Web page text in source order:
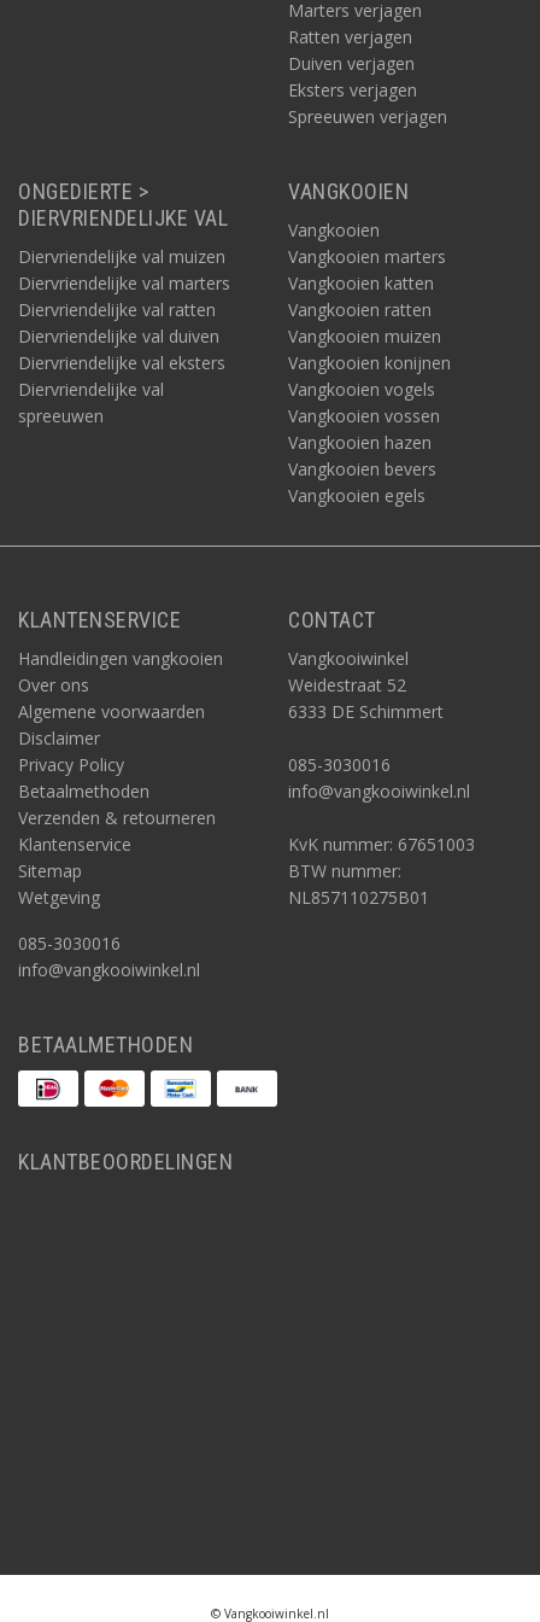
Muizenval op batterijen
Wat betreft de stroomvoorziening: bij veel van de vallen is er
een batterij-indicator aanwezig. Er zijn ook elektrische vallen
waarbij direct te zien is of een muis of rat gevangen is: in dat
geval gaat er een
ledlampje
knipperen. Op de benodigde
batterijen kan tot tientallen keren achtereen een muis elektrisch
worden gevangen. Tip: geef de elektrische muizenval wel even
de tijd (maximaal een paar dagen), omdat ook een muis soms
voorzichtig is met iets nieuws in zijn blikveld.
val na een 'voltreffer' kan de val opnieuw dienst doen om een
andere muis definitief te verjagen door ook deze een elektrische
schok toe te dienen. Een muizenval op batterijen kopen? Een val
die een muis snel elektrocuteert, zodat u de muizen, zonder dat
deze onnodig pijn hoeven te lijden, kunt bestrijden met één
definitieve stroomstoot? Zie deze keuze aan elektrische
muizenvallen.
Marters verjagen
Ratten verjagen
Duiven verjagen
Eksters verjagen
Spreeuwen verjagen
ONGEDIERTE >
DIERVRIENDELIJKE VAL
Diervriendelijke val muizen
Diervriendelijke val marters
Diervriendelijke val ratten
Diervriendelijke val duiven
Diervriendelijke val eksters
Diervriendelijke val
spreeuwen
VANGKOOIEN
Vangkooien
Vangkooien marters
Vangkooien katten
Vangkooien ratten
Vangkooien muizen
Vangkooien konijnen
Vangkooien vogels
Vangkooien vossen
Vangkooien hazen
Vangkooien bevers
Vangkooien egels
KLANTENSERVICE
Handleidingen vangkooien
Over ons
Algemene voorwaarden
Disclaimer
Privacy Policy
Betaalmethoden
Verzenden & retourneren
Klantenservice
Sitemap
Wetgeving
085-3030016
info@vangkooiwinkel.nl
CONTACT
Vangkooiwinkel
Weidestraat 52
6333 DE Schimmert
085-3030016
info@vangkooiwinkel.nl
KvK nummer: 67651003
BTW nummer:
NL857110275B01
BETAALMETHODEN
KLANTBEOORDELINGEN
© Vangkooiwinkel.nl